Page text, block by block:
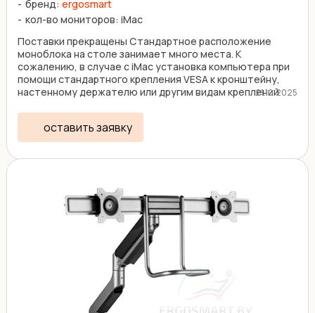
бренд: ergosmart
кол-во мониторов: iMac
Поставки прекращены Стандартное расположение
моноблока на столе занимает много места. К
сожалению, в случае с iMac установка компьютера при
помощи стандартного крепления VESA к кронштейну,
настенному держателю или другим видам креплений
21.10.2025
оставить заявку